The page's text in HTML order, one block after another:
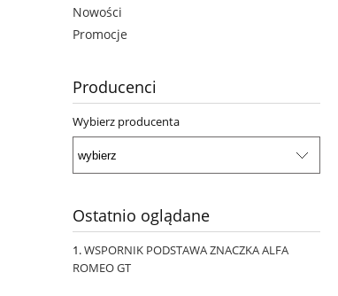
Nowości
Promocje
Producenci
Wybierz producenta
Ostatnio oglądane
WSPORNIK PODSTAWA ZNACZKA ALFA
ROMEO GT